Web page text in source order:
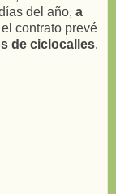
del año, a
contrato prevé
de ciclocalles.